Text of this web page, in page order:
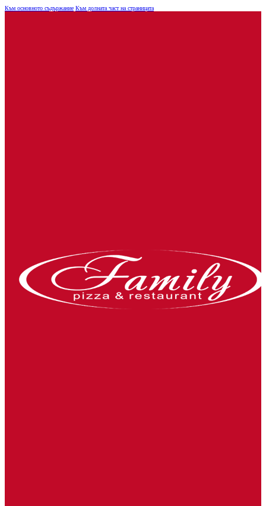
Към основното съдържание Към долната част на страницата